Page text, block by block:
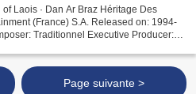
Laois · Dan Ar Braz Héritage Des
(France) S.A. Released on: 1994-
Traditionnel Executive Producer:
Page suivante >